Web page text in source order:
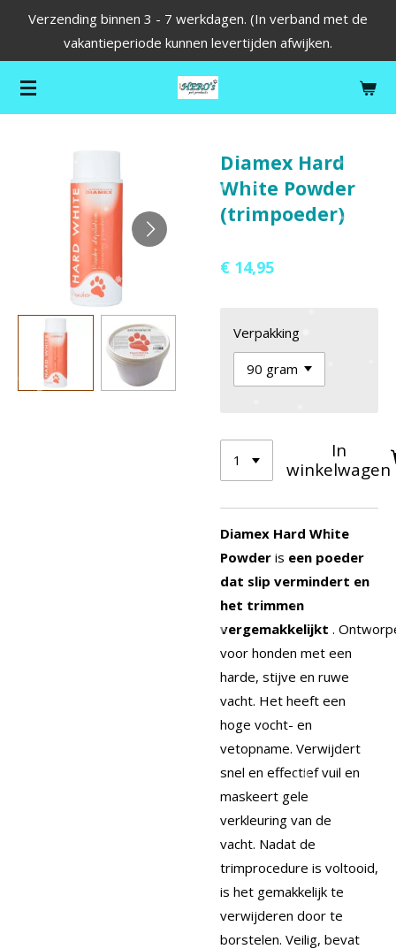
de
hoofdinhoud
Verzending binnen 3 - 7 werkdagen. (In verband met de
vakantieperiode kunnen levertijden afwijken.
Diamex Hard
White Powder
(trimpoeder)
€ 14,95
Verpakking
In
winkelwagen
Diamex Hard White
Powder is een poeder
dat slip vermindert en
het trimmen
vergemakkelijkt .
voor honden met een
harde, stijve en ruwe
vacht. Het heeft een
hoge vocht- en
vetopname. Verwijdert
snel en effectief vuil en
maskeert gele
verkleuring van de
vacht. Nadat de
trimprocedure is voltooid,
is het gemakkelijk te
verwijderen door te
borstelen. Veilig, bevat